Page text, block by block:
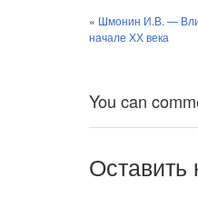
« Шмонин И.В. —
начале ХХ века
You can
Оставить